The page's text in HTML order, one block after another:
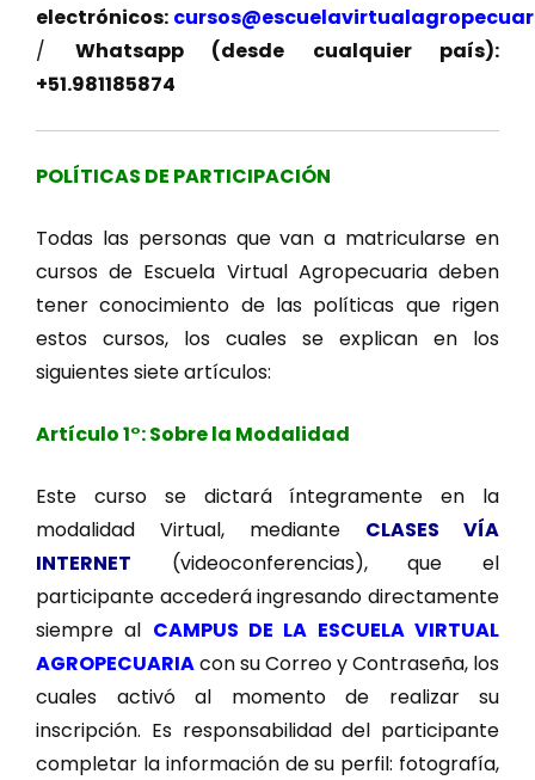
electrónicos:
/ Whatsapp (desde cualquier país):
+51.981185874
POLÍTICAS DE PARTICIPACIÓN
Todas las personas que van a matricularse en
cursos de Escuela Virtual Agropecuaria deben
tener conocimiento de las políticas que rigen
estos cursos, los cuales se explican en los
siguientes siete artículos:
Artículo 1°:Sobre la Modalidad
Este curso se dictará íntegramente en la
modalidad Virtual, mediante CLASES VÍA
INTERNET (videoconferencias), que el
participante accederá ingresando directamente
siempre al CAMPUS DE LA ESCUELA VIRTUAL
AGROPECUARIAcon su Correo y Contraseña, los
cuales activó al momento de realizar su
inscripción. Es responsabilidad del participante
completar la información de su perfil: fotografía,